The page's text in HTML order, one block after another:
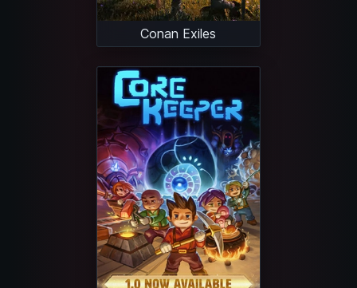
Conan Exiles